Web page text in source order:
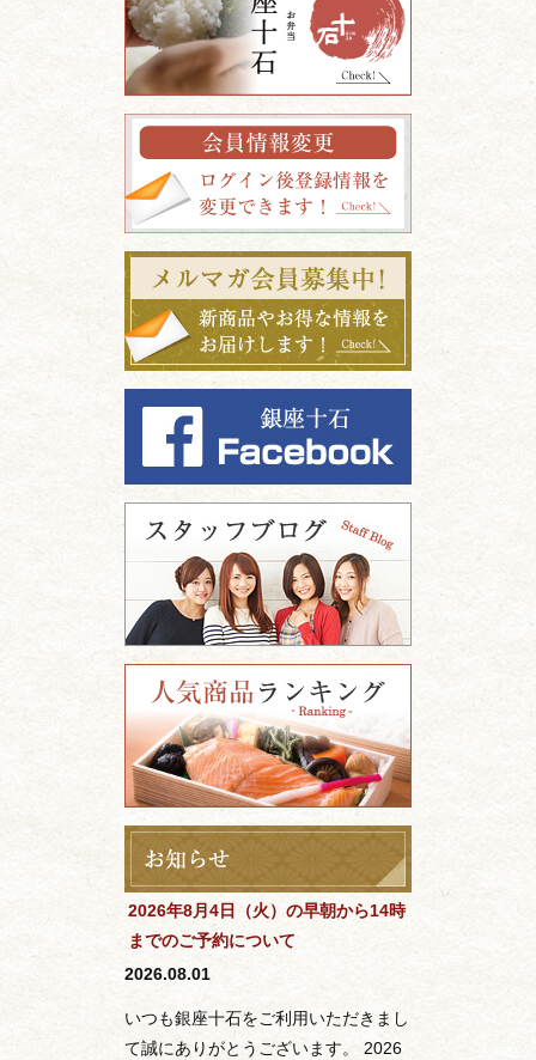
2026年8月4日（火）の早朝から14時
までのご予約について
2026.08.01
いつも銀座十石をご利用いただきまし
て誠にありがとうございます。 2026